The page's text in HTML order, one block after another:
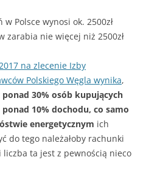
Polsce wynosi ok. 2500zł
zarabia nie więcej niż 2500zł
na zlecenie Izby
Polskiego Węgla wynika,
ponad 30% osób kupujących
10% dochodu, co samo
energetycznym ich
do tego należałoby rachunki
liczba ta jest z pewnością nieco